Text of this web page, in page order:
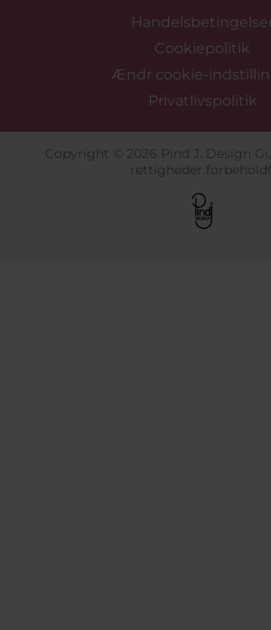
Cookiepolitik
Ændr cookie-
Privatlivspolitik
Copyright © 2026 Pind J. Design
rettigheder